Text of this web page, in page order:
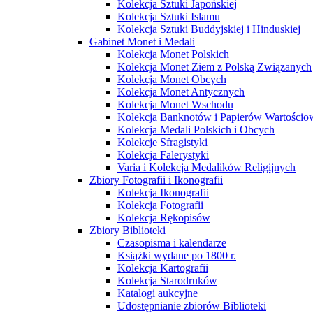
Kolekcja Sztuki Japońskiej
Kolekcja Sztuki Islamu
Kolekcja Sztuki Buddyjskiej i Hinduskiej
Gabinet Monet i Medali
Kolekcja Monet Polskich
Kolekcja Monet Ziem z Polską Związanych
Kolekcja Monet Obcych
Kolekcja Monet Antycznych
Kolekcja Monet Wschodu
Kolekcja Banknotów i Papierów
Kolekcja Medali Polskich i Obcych
Kolekcje Sfragistyki
Kolekcja Falerystyki
Varia i Kolekcja Medalików Religijnych
Zbiory Fotografii i Ikonografii
Kolekcja Ikonografii
Kolekcja Fotografii
Kolekcja Rękopisów
Zbiory Biblioteki
Czasopisma i kalendarze
Książki wydane po 1800 r.
Kolekcja Kartografii
Kolekcja Starodruków
Katalogi aukcyjne
Udostępnianie zbiorów Biblioteki